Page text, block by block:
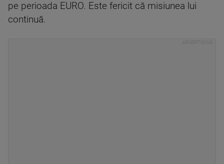
pe perioada EURO. Este fericit că misiunea lui
continuă.